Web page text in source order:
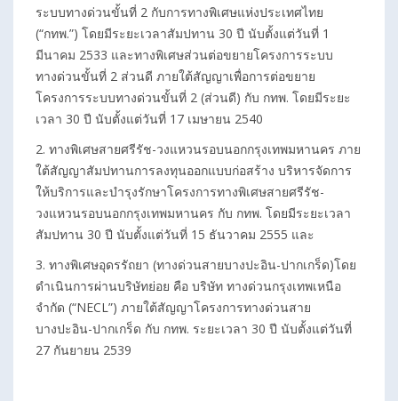
ระบบทางด่วนขั้นที่ 2 กับการทางพิเศษแห่งประเทศไทย
(“กทพ.”) โดยมีระยะเวลาสัมปทาน 30 ปี นับตั้งแต่วันที่ 1
มีนาคม 2533 และทางพิเศษส่วนต่อขยายโครงการระบบ
ทางด่วนขั้นที่ 2 ส่วนดี ภายใต้สัญญาเพื่อการต่อขยาย
โครงการระบบทางด่วนขั้นที่ 2 (ส่วนดี) กับ กทพ. โดยมีระยะ
เวลา 30 ปี นับตั้งแต่วันที่ 17 เมษายน 2540
2. ทางพิเศษสายศรีรัช-วงแหวนรอบนอกกรุงเทพมหานคร ภาย
ใต้สัญญาสัมปทานการลงทุนออกแบบก่อสร้าง บริหารจัดการ
ให้บริการและบำรุงรักษาโครงการทางพิเศษสายศรีรัช-
วงแหวนรอบนอกกรุงเทพมหานคร กับ กทพ. โดยมีระยะเวลา
สัมปทาน 30 ปี นับตั้งแต่วันที่ 15 ธันวาคม 2555 และ
3. ทางพิเศษอุดรรัถยา (ทางด่วนสายบางปะอิน-ปากเกร็ด)โดย
ดำเนินการผ่านบริษัทย่อย คือ บริษัท ทางด่วนกรุงเทพเหนือ
จำกัด (“NECL”) ภายใต้สัญญาโครงการทางด่วนสาย
บางปะอิน-ปากเกร็ด กับ กทพ. ระยะเวลา 30 ปี นับตั้งแต่วันที่
27 กันยายน 2539